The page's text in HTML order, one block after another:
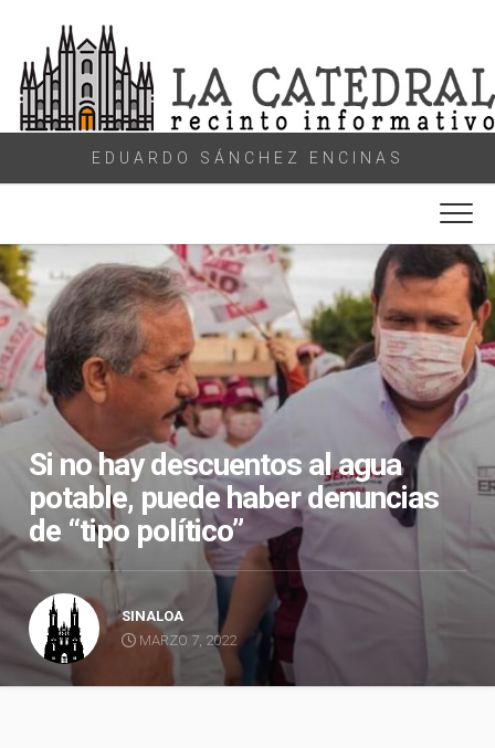
content
EDUARDO SÁNCHEZ ENCINAS
Si no hay descuentos al agua
potable, puede haber denuncias
de “tipo político”
SINALOA
MARZO 7, 2022